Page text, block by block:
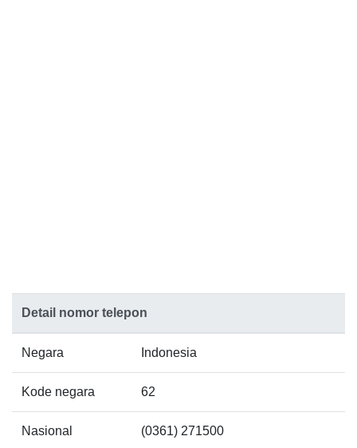
Detail nomor telepon
Negara Indonesia
Kode negara 62
Nasional (0361) 271500